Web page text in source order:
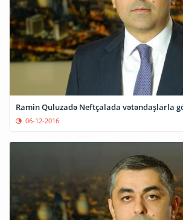
Ramin Quluzadə Neftçalada vətəndaşlarla
06-12-2016